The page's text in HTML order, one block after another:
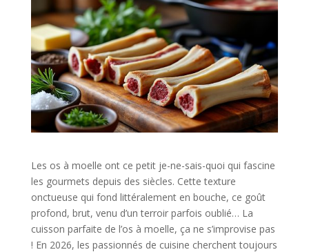
Les os à moelle ont ce petit je-ne-sais-quoi qui fascine
les gourmets depuis des siècles. Cette texture
onctueuse qui fond littéralement en bouche, ce goût
profond, brut, venu d’un terroir parfois oublié… La
cuisson parfaite de l’os à moelle, ça ne s’improvise pas
! En 2026, les passionnés de cuisine cherchent toujours